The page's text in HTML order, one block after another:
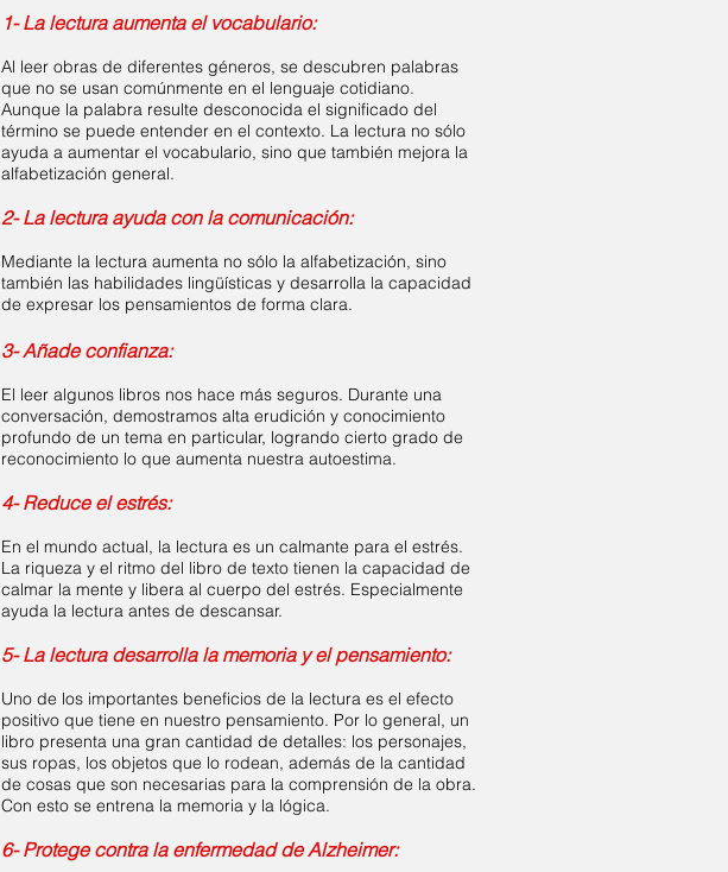
1- La lectura aumenta el vocabulario:
Al leer obras de diferentes géneros, se descubren palabras
que no se usan comúnmente en el lenguaje cotidiano.
Aunque la palabra resulte desconocida el significado del
término se puede entender en el contexto. La lectura no sólo
ayuda a aumentar el vocabulario, sino que también mejora la
alfabetización general.
2- La lectura ayuda con la comunicación:
Mediante la lectura aumenta no sólo la alfabetización, sino
también las habilidades lingüísticas y desarrolla la capacidad
de expresar los pensamientos de forma clara.
3- Añade confianza:
El leer algunos libros nos hace más seguros. Durante una
conversación, demostramos alta erudición y conocimiento
profundo de un tema en particular, logrando cierto grado de
reconocimiento lo que aumenta nuestra autoestima.
4- Reduce el estrés:
En el mundo actual, la lectura es un calmante para el estrés.
La riqueza y el ritmo del libro de texto tienen la capacidad de
calmar la mente y libera al cuerpo del estrés. Especialmente
ayuda la lectura antes de descansar.
5- La lectura desarrolla la memoria y el pensamiento:
Uno de los importantes beneficios de la lectura es el efecto
positivo que tiene en nuestro pensamiento. Por lo general, un
libro presenta una gran cantidad de detalles: los personajes,
sus ropas, los objetos que lo rodean, además de la cantidad
de cosas que son necesarias para la comprensión de la obra.
Con esto se entrena la memoria y la lógica.
6- Protege contra la enfermedad de Alzheimer: